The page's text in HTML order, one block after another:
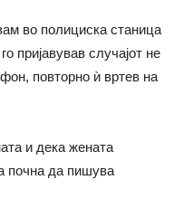
во полициска станица
пријавував случајот не
повторно ѝ вртев на
и дека жената
почна да пишува